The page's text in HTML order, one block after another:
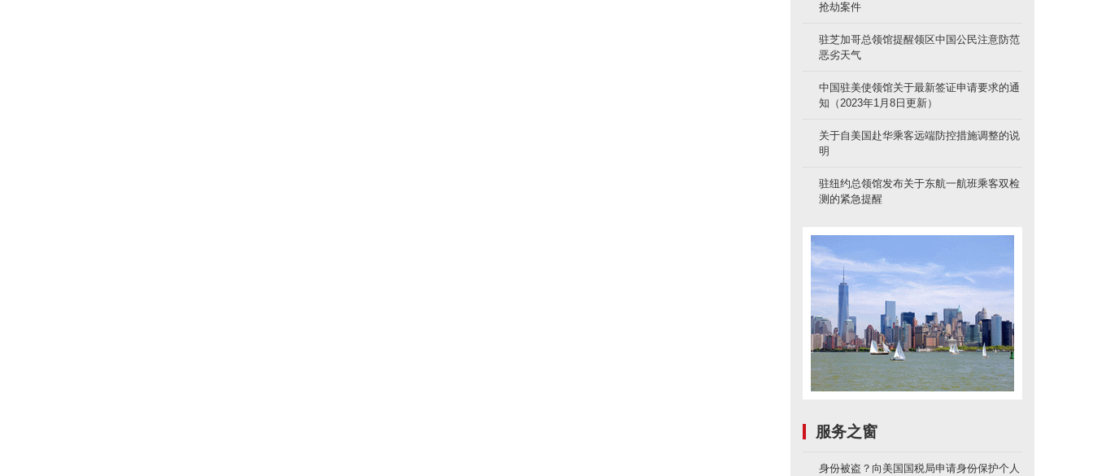
抢劫案件
驻芝加哥总领馆提醒领区中国公民注意防范
恶劣天气
中国驻美使领馆关于最新签证申请要求的通
知（2023年1月8日更新）
关于自美国赴华乘客远端防控措施调整的说
明
驻纽约总领馆发布关于东航一航班乘客双检
测的紧急提醒
服务之窗
身份被盗？向美国国税局申请身份保护个人